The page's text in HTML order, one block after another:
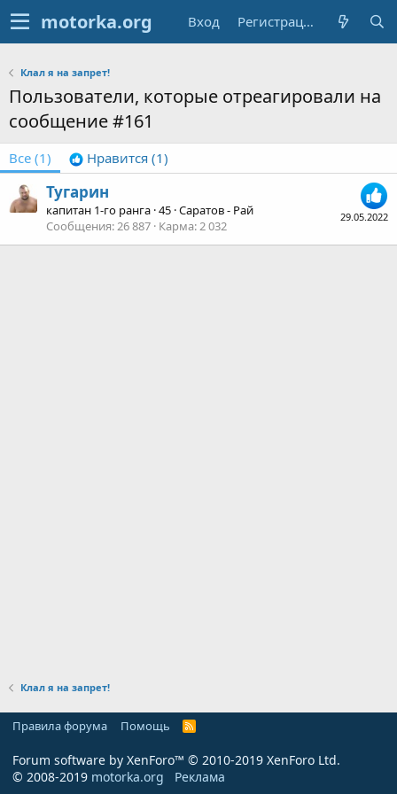
Вход Регистрация
Клал я на запрет!
Пользователи, которые отреагировали на
сообщение #161
Все (1) Нравится (1)
29.05.2022
Тугарин
капитан 1-го ранга ·45 ·Саратов - Рай
Сообщения 26 887 Карма 2 032
Клал я на запрет!
Правила форума Помощь
R
Forum software by XenForo™ © 2010-2019 XenForo Ltd.
© 2008-2019 motorka.org Реклама